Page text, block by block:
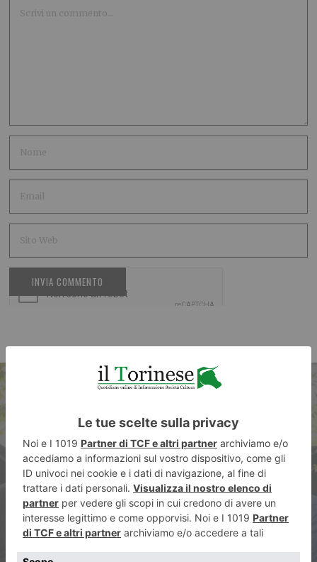
ARTICOLO PRECEDENTE
Cirio e Lo Russo a Parigi in
vista del Tour de France a
Torino